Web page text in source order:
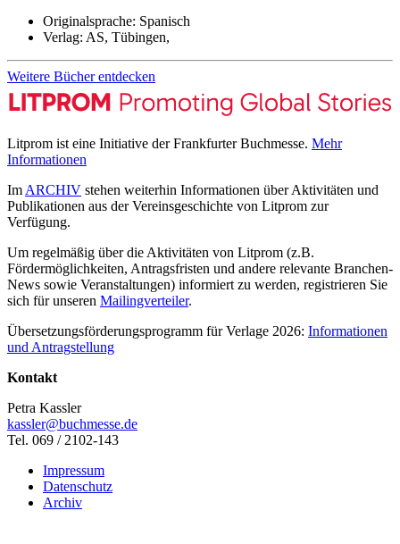
Originalsprache: Spanisch
Verlag: AS, Tübingen,
Weitere Bücher entdecken
Litprom ist eine Initiative der Frankfurter Buchmesse. Mehr
Informationen
Im ARCHIV stehen weiterhin Informationen über Aktivitäten und
Publikationen aus der Vereinsgeschichte von Litprom zur
Verfügung.
Um regelmäßig über die Aktivitäten von Litprom (z.B.
Fördermöglichkeiten, Antragsfristen und andere relevante Branchen-
News sowie Veranstaltungen) informiert zu werden, registrieren Sie
sich für unseren Mailingverteiler.
Übersetzungsförderungsprogramm für Verlage 2026: Informationen
und Antragstellung
Kontakt
Petra Kassler
kassler@buchmesse.de
Tel. 069 / 2102-143
Impressum
Datenschutz
Archiv